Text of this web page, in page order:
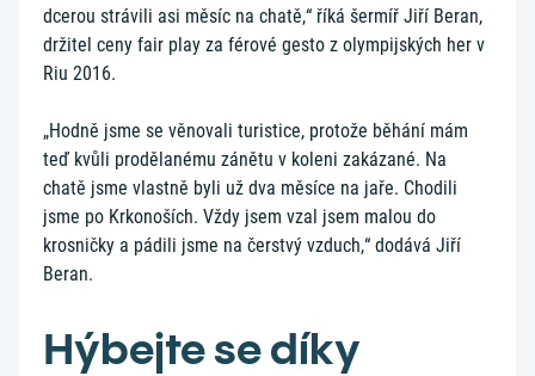
dcerou strávili asi měsíc na chatě,“ říká šermíř Jiří Beran,
držitel ceny fair play za férové gesto z olympijských her v
Riu 2016.
„Hodně jsme se věnovali turistice, protože běhání mám
teď kvůli prodělanému zánětu v koleni zakázané. Na
chatě jsme vlastně byli už dva měsíce na jaře. Chodili
jsme po Krkonoších. Vždy jsem vzal jsem malou do
krosničky a pádili jsme na čerstvý vzduch,“ dodává Jiří
Beran.
Hýbejte se díky